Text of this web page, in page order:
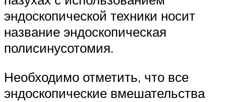
эндоскопической техники носит
название эндоскопическая
полисинусотомия.
Необходимо отметить, что все
эндоскопические вмешательства